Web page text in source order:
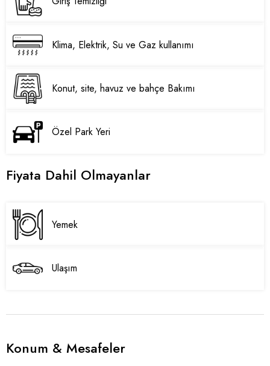
Klima, Elektrik, Su ve Gaz kullanımı
Konut, site, havuz ve bahçe Bakımı
Özel Park Yeri
Fiyata Dahil Olmayanlar
Yemek
Ulaşım
Konum & Mesafeler